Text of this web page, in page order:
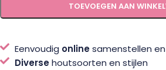
TOEVOEGEN AAN
Eenvoudig onlinesamenstellen
Diversehoutsoorten en stijlen